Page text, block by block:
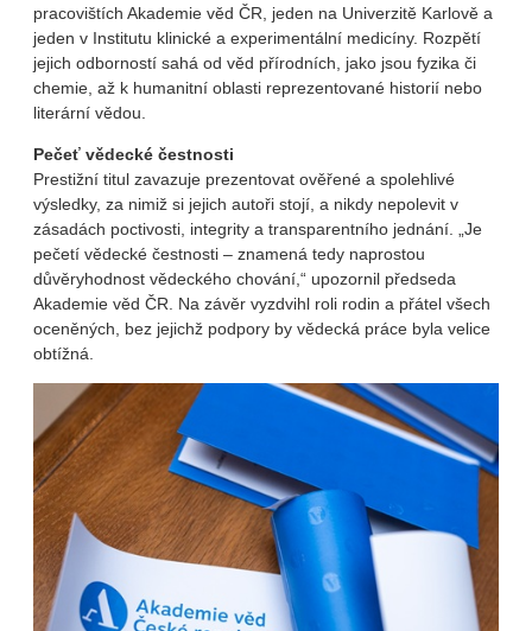
pracovištích Akademie věd ČR, jeden na Univerzitě Karlově a
jeden v Institutu klinické a experimentální medicíny. Rozpětí
jejich odborností sahá od věd přírodních, jako jsou fyzika či
chemie, až k humanitní oblasti reprezentované historií nebo
literární vědou.
Pečeť vědecké čestnosti
Prestižní titul zavazuje prezentovat ověřené a spolehlivé
výsledky, za nimiž si jejich autoři stojí, a nikdy nepolevit v
zásadách poctivosti, integrity a transparentního jednání. „Je
pečetí vědecké čestnosti – znamená tedy naprostou
důvěryhodnost vědeckého chování,“ upozornil předseda
Akademie věd ČR. Na závěr vyzdvihl roli rodin a přátel všech
oceněných, bez jejichž podpory by vědecká práce byla velice
obtížná.